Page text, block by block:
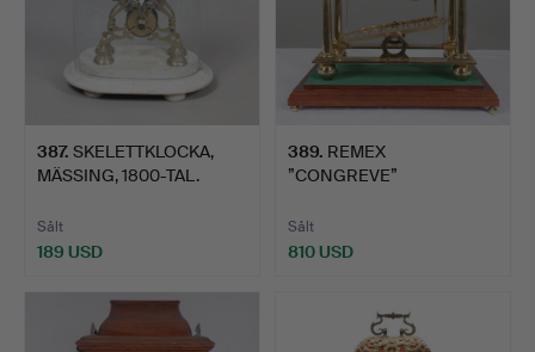
387. SKELETTKLOCKA,
MÄSSING, 1800-TAL.
Sålt
189 USD
389. REMEX
”CONGREVE”
BOLLKLOC…
Sålt
810 USD